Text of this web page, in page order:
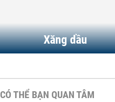
Xăng dầu
CÓ THỂ BẠN QUAN TÂM